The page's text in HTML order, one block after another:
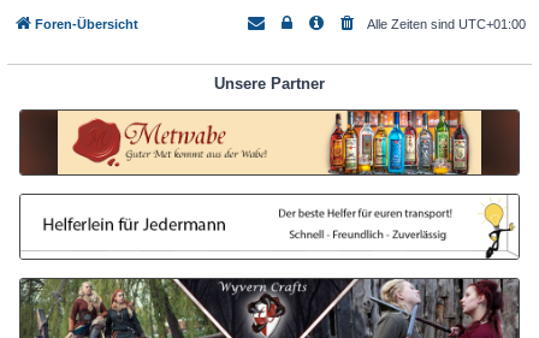
Foren-Übersicht Alle Zeiten sind UTC+01:00
Unsere Partner